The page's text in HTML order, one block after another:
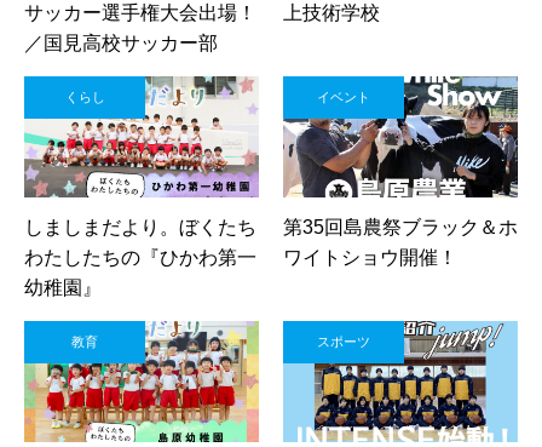
サッカー選手権大会出場！
／国見高校サッカー部
上技術学校
くらし
しましまだより。ぼくたち
わたしたちの『ひかわ第一
幼稚園』
イベント
第35回島農祭ブラック＆ホ
ワイトショウ開催！
教育 スポーツ